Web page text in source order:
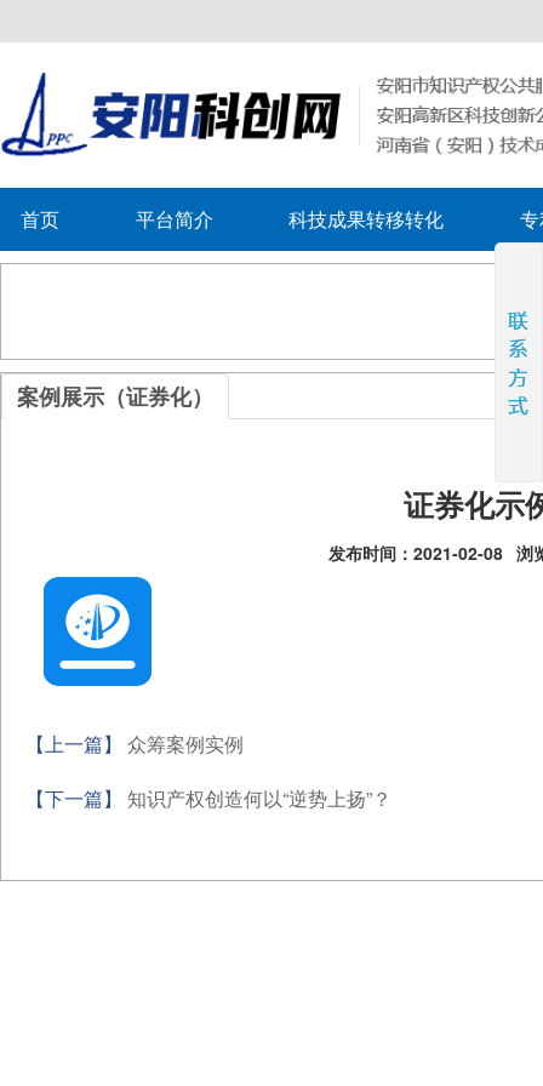
首页 平台简介 科技成果转移转化
案例展示（证券化）
证券化示
发布时间：2021-02-08 浏
【上一篇】
众筹案例实例
【下一篇】
知识产权创造何以“逆势上扬”？